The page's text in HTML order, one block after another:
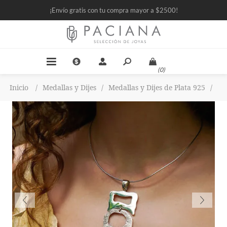
¡Envío gratis con tu compra mayor a $2500!
(0)
Inicio / Medallas y Dijes / Medallas y Dijes de Plata 925 /